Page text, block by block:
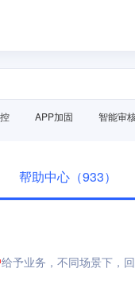
APP加固 智能审
帮助中心（933）
给予业务，不同场景下，